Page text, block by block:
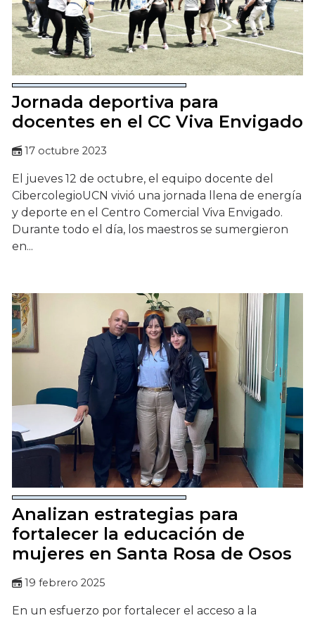
Jornada deportiva para
docentes en el CC Viva Envigado
17 octubre 2023
El jueves 12 de octubre, el equipo docente del
CibercolegioUCN vivió una jornada llena de energía
y deporte en el Centro Comercial Viva Envigado.
Durante todo el día, los maestros se sumergieron
en...
Analizan estrategias para
fortalecer la educación de
mujeres en Santa Rosa de Osos
19 febrero 2025
En un esfuerzo por fortalecer el acceso a la